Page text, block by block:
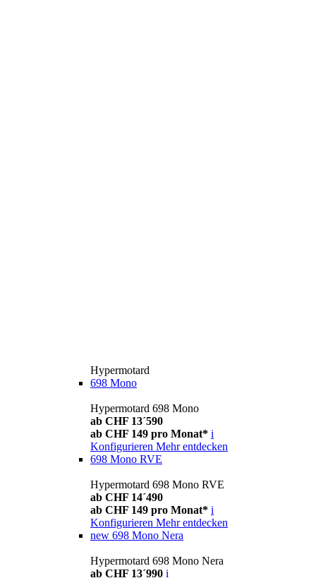
Hypermotard
698 Mono
Hypermotard 698 Mono
ab CHF 13´590
ab CHF 149 pro Monat* i
Konfigurieren Mehr entdecken
698 Mono RVE
Hypermotard 698 Mono RVE
ab CHF 14´490
ab CHF 149 pro Monat* i
Konfigurieren Mehr entdecken
new 698 Mono Nera
Hypermotard 698 Mono Nera
ab CHF 13´990 i